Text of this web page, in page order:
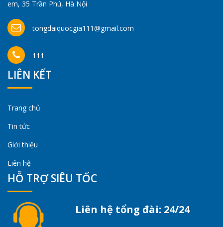
em, 35 Trần Phú, Hà Nội
tongdaiquocgia111@gmail.com
111
LIÊN KẾT
Trang chủ
Tin tức
Giới thiệu
Liên hệ
HỖ TRỢ SIÊU TỐC
Liên hệ tổng đài: 24/24